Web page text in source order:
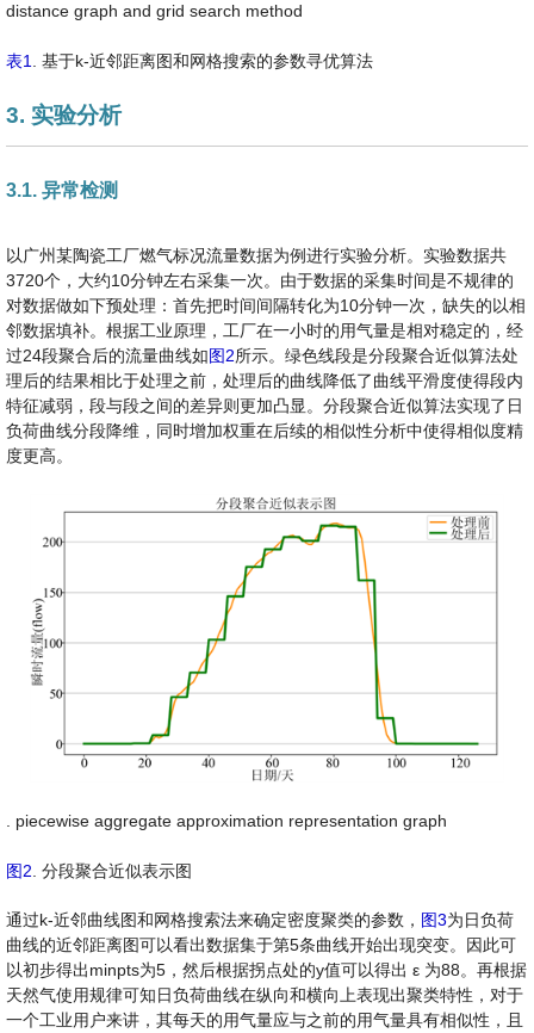
distance graph and grid search method
表1 . 基于k-近邻距离图和网格搜索的参数寻优算法
3. 实验分析
3.1. 异常检测
以广州某陶瓷工厂燃气标况流量数据为例进行实验分析。实验数据共
3720个，大约10分钟左右采集一次。由于数据的采集时间是不规律的
对数据做如下预处理：首先把时间间隔转化为10分钟一次，缺失的以相
邻数据填补。根据工业原理，工厂在一小时的用气量是相对稳定的，经
过24段聚合后的流量曲线如图2所示。绿色线段是分段聚合近似算法处
理后的结果相比于处理之前，处理后的曲线降低了曲线平滑度使得段内
特征减弱，段与段之间的差异则更加凸显。分段聚合近似算法实现了日
负荷曲线分段降维，同时增加权重在后续的相似性分析中使得相似度精
度更高。
. piecewise aggregate approximation representation graph
图2 . 分段聚合近似表示图
通过k-近邻曲线图和网格搜索法来确定密度聚类的参数， 图3为日负荷
曲线的近邻距离图可以看出数据集于第5条曲线开始出现突变。因此可
以初步得出minpts为5，然后根据拐点处的y值可以得出 ε 为88。再根据
天然气使用规律可知日负荷曲线在纵向和横向上表现出聚类特性，对于
一个工业用户来讲，其每天的用气量应与之前的用气量具有相似性，且